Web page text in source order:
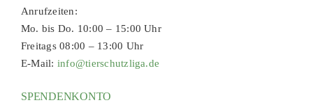
Anrufzeiten:
Mo. bis Do. 10:00 – 15:00 Uhr
Freitags 08:00 – 13:00 Uhr
E-Mail: info@tierschutzliga.de
SPENDENKONTO